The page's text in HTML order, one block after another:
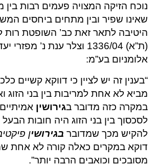
נוכח הזיקה המצויה פעמים רבות בין
שאינו שפיר ובין מתחים ביחסים
היטיבה לתאר זאת כב’ השופטת רות
(ת”א) 1336/04 וצלר ענת נ’
אלומניום בע”מ:
“בענין זה יש לציין כי דווקא קשיים
מביא לא אחת למריבות בין בני הזוג
במקרה כזה מדובר בגירושין
לסכסוך בין בני הזוג היה חובות
להקיש מכך שמדובר בגירושין
דוקא במקרים כאלה קורה לא אחת ש
מסובכים וכואבים הרבה יותר”.